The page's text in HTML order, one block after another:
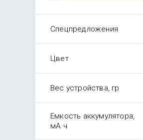
Спецпредложения
Цвет
Вес устройства, гр
Емкость аккумулятора,
мА·ч